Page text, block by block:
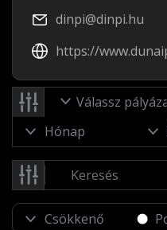
dinpi@dinpi.hu
https://
Válassz